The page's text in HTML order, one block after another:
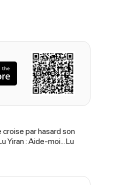
par hasard son
Yiran : Aide-moi... Lu